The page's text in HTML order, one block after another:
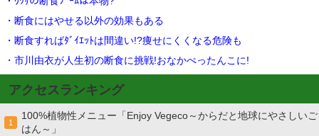
・断食にはやせる以外の効果もある
・断食すればﾀﾞｲｴｯﾄは間違い!?痩せにくくなる危険も
・市川由衣が人生初の断食に挑戦!おなかぺったんこに!
アクセスランキング
1
100%植物性メニュー「Enjoy Vegeco～からだと地球にやさしいご
はん～」